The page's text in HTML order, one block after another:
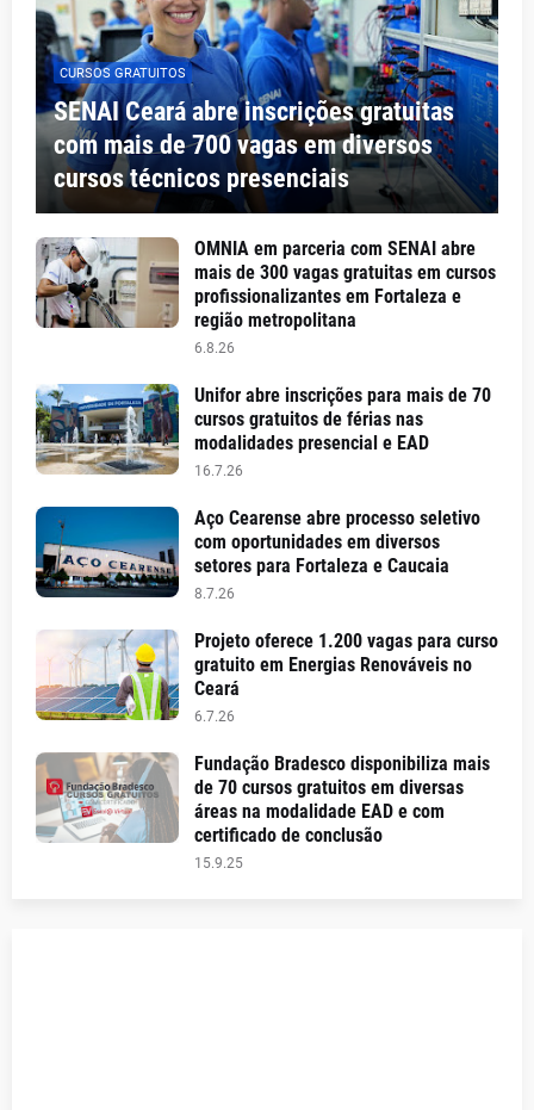
CURSOS GRATUITOS
SENAI Ceará abre inscrições gratuitas
com mais de 700 vagas em diversos
cursos técnicos presenciais
OMNIA em parceria com SENAI abre
mais de 300 vagas gratuitas em cursos
profissionalizantes em Fortaleza e
região metropolitana
6.8.26
Unifor abre inscrições para mais de 70
cursos gratuitos de férias nas
modalidades presencial e EAD
16.7.26
Aço Cearense abre processo seletivo
com oportunidades em diversos
setores para Fortaleza e Caucaia
8.7.26
Projeto oferece 1.200 vagas para curso
gratuito em Energias Renováveis no
Ceará
6.7.26
Fundação Bradesco disponibiliza mais
de 70 cursos gratuitos em diversas
áreas na modalidade EAD e com
certificado de conclusão
15.9.25